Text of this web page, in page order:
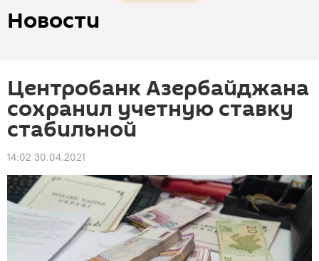
Новости
Центробанк Азербайджана
сохранил учетную ставку
стабильной
14:02 30.04.2021